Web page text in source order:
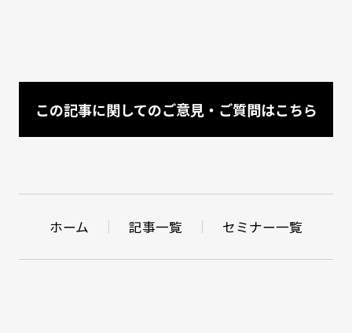
この記事に関してのご意見・ご質問はこちら
ホーム 記事一覧 セミナー一覧